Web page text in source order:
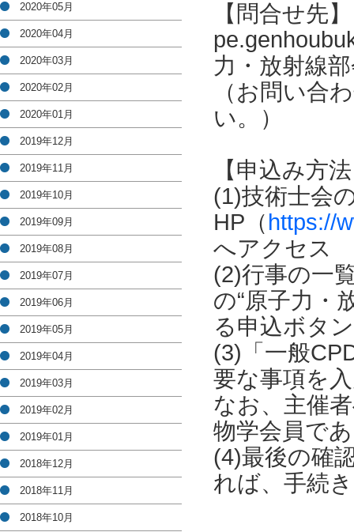
【問合せ先】
力・放射線
（お問い合
い。）
【申込み方
(1)技術士会
HP（https://
へアクセス
(2)行事の一
の“原子力・
る申込ボタ
(3)「一般
要な事項を
なお、主催
物学会員で
(4)最後の確
れば、手続
2020年05月
2020年04月
2020年03月
2020年02月
2020年01月
2019年12月
2019年11月
2019年10月
2019年09月
2019年08月
2019年07月
2019年06月
2019年05月
2019年04月
2019年03月
2019年02月
2019年01月
2018年12月
2018年11月
2018年10月